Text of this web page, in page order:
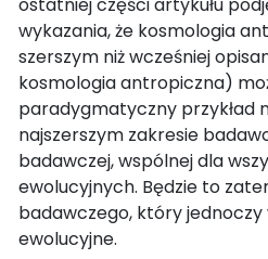
wykazania, że kosmologia
szerszym niż wcześniej
kosmologia antropiczna)
paradygmatyczny przykład
najszerszym zakresie
badawczej, wspólnej dla
ewolucyjnych. Będzie to
badawczego, który jednoczy
ewolucyjne.